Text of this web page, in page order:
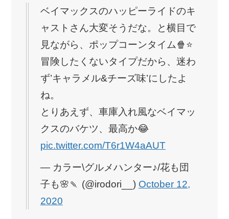
ベイマックスのハッピーライドのキ
ャストさん大変そうだな。と横目で
見ながら、ポップコーンタイム🍿⭐️
冒険したくないタイプだから、迷わ
ず’キャラメル&チーズ味’にしたよ
ね。
とりあえず、車庫入れ風なベイマッ
クスのバケツ、最高か😂
pic.twitter.com/T6r1W4aAUT
— カラー\グルメハンター♪/花も団
子も🌸🍡 (@irodori__) October 12,
2020